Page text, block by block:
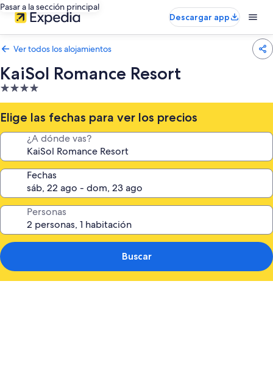
Pasar a la sección principal
Descargar app
Ver todos los alojamientos
KaiSol Romance Resort
Alojamiento
de
4.0 estrellas
Elige las fechas para ver los precios
¿A dónde vas?
Fechas
Personas
Buscar